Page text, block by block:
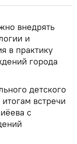
внедрять
и
в практику
города
детского
встречи
с